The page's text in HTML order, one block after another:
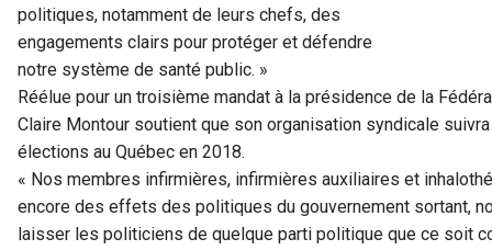
politiques, notamment de leurs chefs, des
engagements clairs pour protéger et défendre
notre système de santé public. »
Réélue pour un troisième mandat à la présidence de la
Claire Montour soutient que son organisation syndicale
élections au Québec en 2018.
« Nos membres infirmières, infirmières auxiliaires et
encore des effets des politiques du gouvernement sortant,
laisser les politiciens de quelque parti politique que ce soit